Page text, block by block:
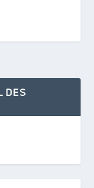
DES